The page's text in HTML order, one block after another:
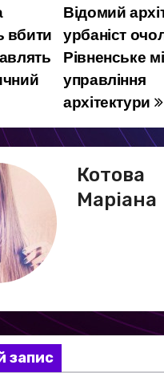
Відомий
урбаніст
Рівненське
управління
архітектури
вбити
Котова
Маріана
запис